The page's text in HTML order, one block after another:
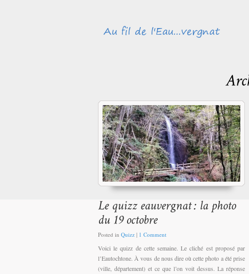
Posted in Quizz | 1 Comment
Voici le quizz de cette semaine. Le cliché est proposé par
l’Eautochtone. À vous de nous dire où cette photo a été prise
(ville, département) et ce que l’on voit dessus. La réponse